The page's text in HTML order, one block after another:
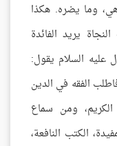
وما يضره. هكذا
يريد الفائدة
عليه السلام يقول:
الفقه في الدين
ومن سماع
الكتب النافعة،